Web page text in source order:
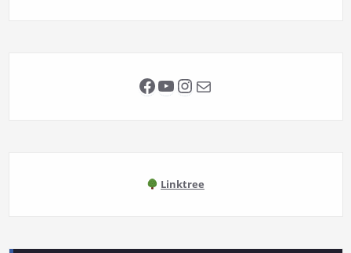
Facebook
YouTube
Instagram
E-mail
Linktree